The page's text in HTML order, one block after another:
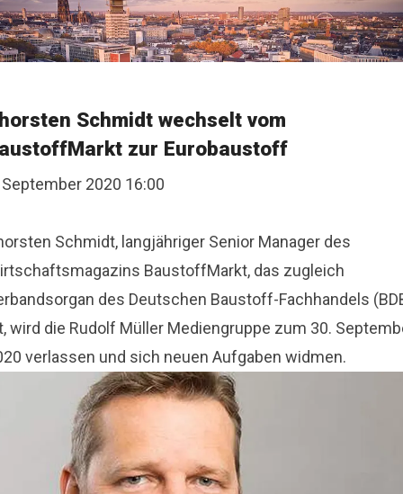
Schmidt wechselt vom
zur Eurobaustoff
2020 16:00
Schmidt, langjähriger Senior Manager des
BaustoffMarkt, das zugleich
des Deutschen Baustoff-Fachhandels
wird die Rudolf Müller Mediengruppe zum 30.
verlassen und sich neuen Aufgaben widmen.